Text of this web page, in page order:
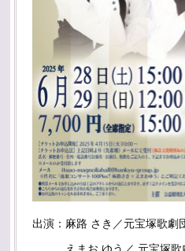
出演：麻路 さき／元宝塚歌